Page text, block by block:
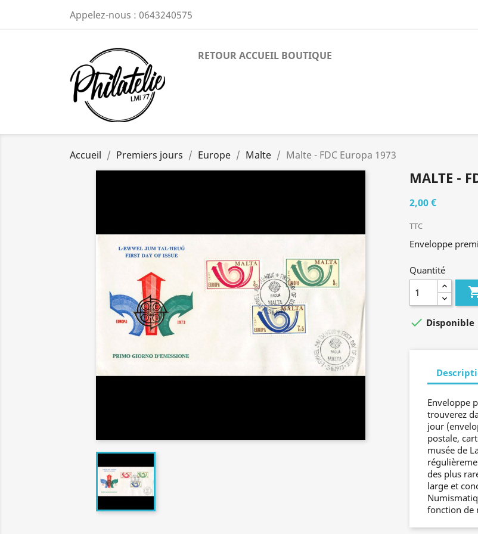
Appelez-nous : 0643240575
RETOUR ACCUEIL BOUTIQUE
Accueil Premiers jours Europe Malte Malte - FDC Europa 1973
MALTE -
2,00 €
TTC
Enveloppe
Quantité
 Disponible
Enveloppe
trouverez
jour
postale,
musée de
des plus
large et
fonction de